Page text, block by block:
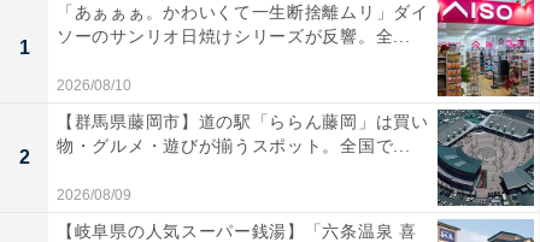
1
「あぁぁぁ。かわいくて一生断捨離ムリ」ダイ
ソーのサンリオ日焼けシリーズが反響。全...
2026/08/10
2
【群馬県藤岡市】道の駅「ららん藤岡」は買い
物・グルメ・遊びが揃うスポット。全国で...
2026/08/09
【岐阜県の人気スーパー銭湯】「六条温泉 喜